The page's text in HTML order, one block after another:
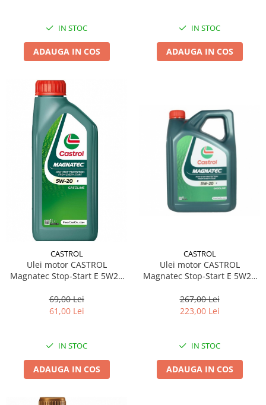
IN STOC
ADAUGA IN COS
IN STOC
ADAUGA IN COS
CASTROL
Ulei motor CASTROL
Magnatec Stop-Start E 5W20
69,00 Lei
61,00 Lei
IN STOC
ADAUGA IN COS
CASTROL
Ulei motor CASTROL
Magnatec Stop-Start E 5W20
267,00 Lei
223,00 Lei
IN STOC
ADAUGA IN COS